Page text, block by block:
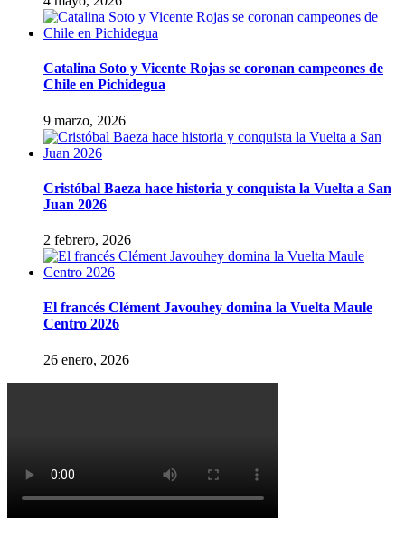
Catalina Soto y Vicente Rojas se coronan campeones de
Chile en Pichidegua
9 marzo, 2026
Cristóbal Baeza hace historia y conquista la Vuelta a San
Juan 2026
2 febrero, 2026
El francés Clément Javouhey domina la Vuelta Maule
Centro 2026
26 enero, 2026